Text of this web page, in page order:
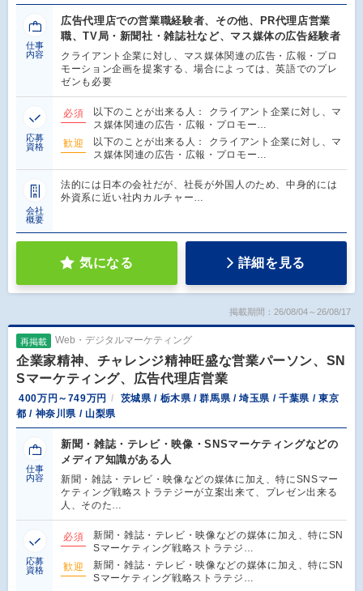
仕事
内容
広告代理店での営業職経験者、その他、PR代理店営業
職、TV局・新聞社・雑誌社など、マス媒体の広告経験者
クライアント企業に対し、マス媒体関連の広告・広報・プロ
モーション企画を提案する、場合によっては、英語でのプレ
ゼンも必要
応募
資格
必須
以下のことが出来る人： クライアント企業に対し、マ
ス媒体関連の広告・広報・プロモー…
歓迎
以下のことが出来る人： クライアント企業に対し、マ
ス媒体関連の広告・広報・プロモー…
会社
概要
法的には日本の会社だが、社長が外国人のため、中身的には
外資系に近い社内カルチャー…
気になる 詳細を見る
掲載期間：26/08/04～26/08/17
再掲載 Web・デジタルマーケティング
企業家精神、チャレンジ精神旺盛な営業パーソン、SN
Sマーケティング、広告代理店営業
400万円～749万円
茨城県 / 栃木県 / 群馬県 / 埼玉県 / 千葉県 / 東京
都 / 神奈川県 / 山梨県
仕事
内容
新聞・雑誌・テレビ・映像・SNSマーケティングなどの
メディア知識がある人
新聞・雑誌・テレビ・映像などの媒体に加え、特にSNSマー
ケティング戦略ストラテジーが立案出来て、プレゼン出来る
人、そのた…
応募
資格
必須
新聞・雑誌・テレビ・映像などの媒体に加え、特にSN
Sマーケティング戦略ストラテジ…
歓迎
新聞・雑誌・テレビ・映像などの媒体に加え、特にSN
Sマーケティング戦略ストラテジ…